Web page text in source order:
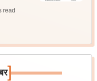
read
]